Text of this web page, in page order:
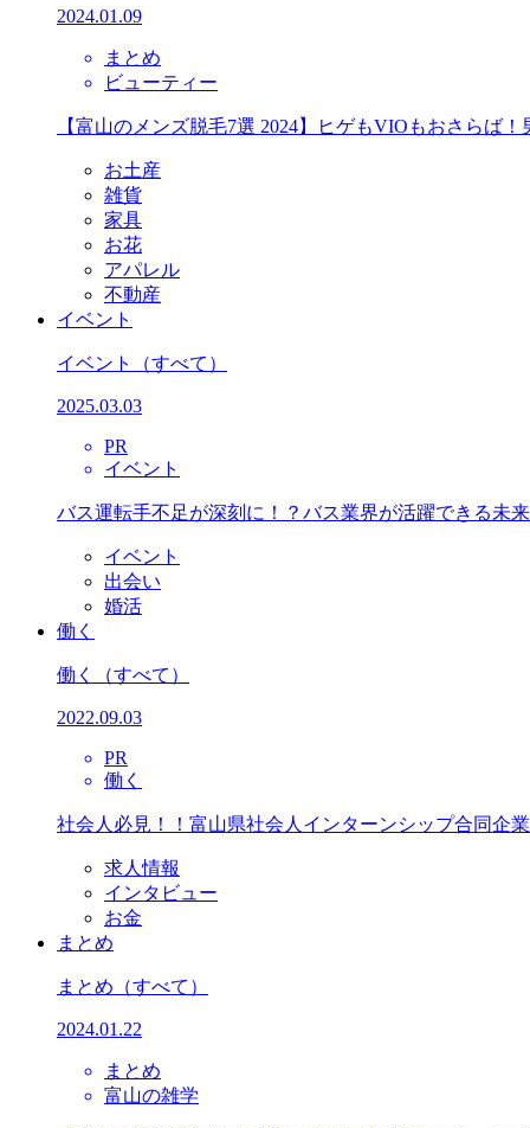
2024.01.09
まとめ
ビューティー
【富山のメンズ脱毛7選 2024】ヒゲもVIOもおさらば
お土産
雑貨
家具
お花
アパレル
不動産
イベント
イベント （すべて）
2025.03.03
PR
イベント
バス運転手不足が深刻に！？バス業界が活躍できる未
イベント
出会い
婚活
働く
働く （すべて）
2022.09.03
PR
働く
社会人必見！！富山県社会人インターンシップ合同企
求人情報
インタビュー
お金
まとめ
まとめ （すべて）
2024.01.22
まとめ
富山の雑学